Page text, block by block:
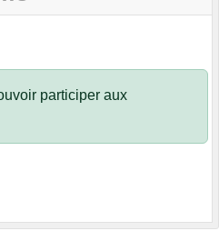
participer aux